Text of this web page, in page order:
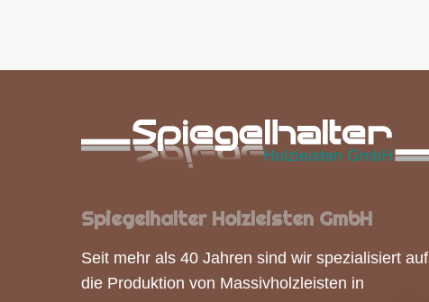
Spiegelhalter Holzleisten GmbH
Seit mehr als 40 Jahren sind wir spezialisiert auf
die Produktion von Massivholzleisten in